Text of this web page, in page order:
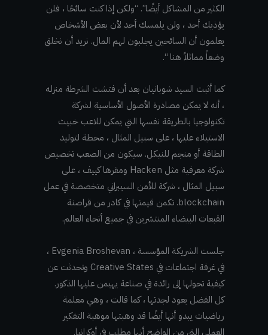
الكثير من المشاكل أيضًا”. “ولكن إذا كنت سائحًا ، فلن
يؤذيك أحد ، ولن يلمسك أحد لأن بعض الأشخاص
يعلمون أن السائحين يجلبون لهم المال. نريد أن نخلق
وضعاً مماثلاً هنا “.
كما أثبت السيد شوبانيان بعد أن فتشت الشرطة منزله
، أنه لا يمكن مصادرة الأصول الأساسية لشركة
تكنولوجيا بالطريقة نفسها التي يمكن للاعب خبيث
الاستيلاء عليها ، على سبيل المثال ، محطة لتوليد
الطاقة أو منجم للنيكل. سيكون من الصعب تخصيص
شركة معرفية مثل Hacken ومقرها كييف ، على
سبيل المثال ، شركة للأمن السيبراني متخصصة في عمل
blockchain. تكمن قيمتها في كادر من قراصنة
القبعات البيضاء المنتشرين في جميع أنحاء العالم.
جلست الشريكة المؤسسة ، Evgenia Broshevan ،
في غرفة اجتماعات في Creative States وتحدثت عن
كيفية تحولها إلى رائدة في صناعة يهيمن عليها الذكور.
كل الفضل يعود لجدتها ، كما قالت ، وهي معلمة
رياضيات يبدو أنها أيضًا قد وهبتها موهبة التفكير
العملي التي من الواضح أنها مطلب في أوكرانيا.